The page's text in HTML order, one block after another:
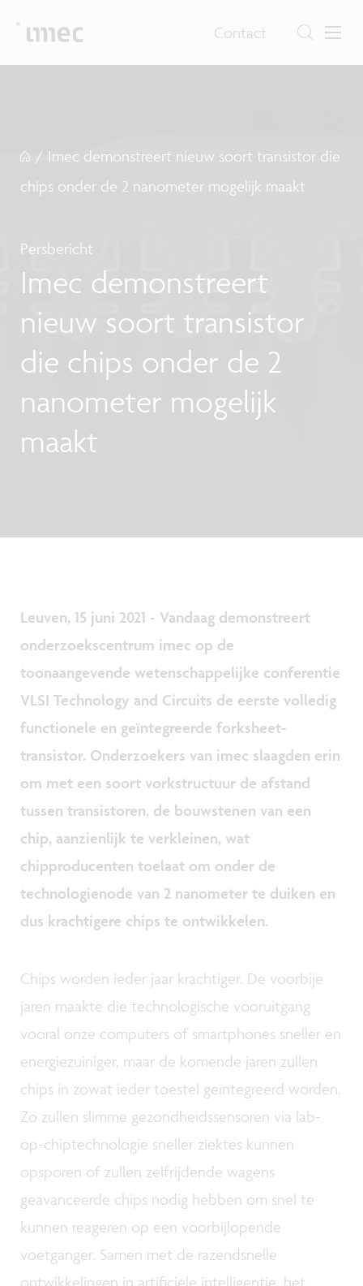
Contact
/ Imec demonstreert nieuw soort transistor die
chips onder de 2 nanometer mogelijk maakt
Persbericht
Imec demonstreert
nieuw soort transistor
die chips onder de 2
nanometer mogelijk
maakt
Leuven, 15 juni 2021 - Vandaag demonstreert
onderzoekscentrum imec op de
toonaangevende wetenschappelijke conferentie
VLSI Technology and Circuits de eerste volledig
functionele en geïntegreerde forksheet-
transistor. Onderzoekers van imec slaagden erin
om met een soort vorkstructuur de afstand
tussen transistoren, de bouwstenen van een
chip, aanzienlijk te verkleinen, wat
chipproducenten toelaat om onder de
technologienode van 2 nanometer te duiken en
dus krachtigere chips te ontwikkelen.
Chips worden ieder jaar krachtiger. De voorbije
jaren maakte die technologische vooruitgang
vooral onze computers of smartphones sneller en
energiezuiniger, maar de komende jaren zullen
chips in zowat ieder toestel geïntegreerd worden.
Zo zullen slimme gezondheidssensoren via lab-
op-chiptechnologie sneller ziektes kunnen
opsporen of zullen zelfrijdende wagens
geavanceerde chips nodig hebben om snel te
kunnen reageren op een voorbijlopende
voetganger. Samen met de razendsnelle
ontwikkelingen in artificiële intelligentie, het